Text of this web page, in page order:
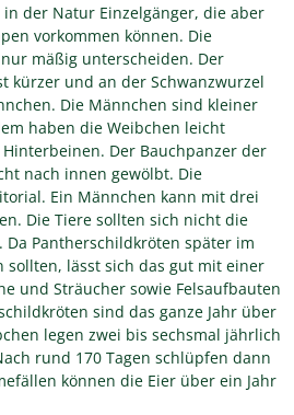
der Natur Einzelgänger, die aber
vorkommen können. Die
mäßig unterscheiden. Der
kürzer und an der Schwanzwurzel
Die Männchen sind kleiner
haben die Weibchen leicht
Der Bauchpanzer der
nach innen gewölbt. Die
Ein Männchen kann mit drei
Die Tiere sollten sich nicht die
Da Pantherschildkröten später im
sollten, lässt sich das gut mit einer
und Sträucher sowie Felsaufbauten
sind das ganze Jahr über
legen zwei bis sechsmal jährlich
rund 170 Tagen schlüpfen dann
können die Eier über ein Jahr